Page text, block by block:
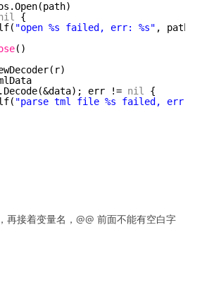
{
"open %s failed, err: %s" , path,
()
err != nil
{
"parse tml file %s failed, err:
再接着变量名，@@ 前面不能有空白字